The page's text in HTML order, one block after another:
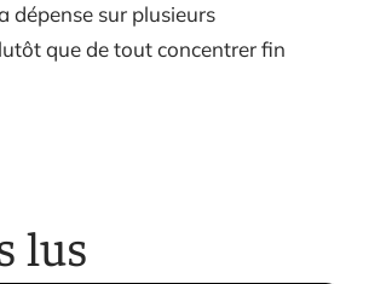
dépense sur plusieurs
que de tout concentrer fin
lus